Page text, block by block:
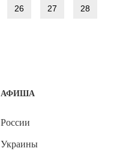
26 27 28
АФИША
России
Украины